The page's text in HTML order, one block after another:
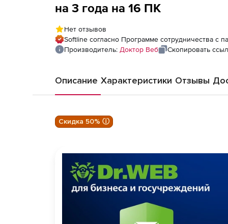
на 3 года на 16 ПК
Нет отзывов
Softline согласно Программе сотрудничества с
Производитель: Доктор Веб Скопировать
Описание Характеристики Отзывы
Скидка 50% ⓘ